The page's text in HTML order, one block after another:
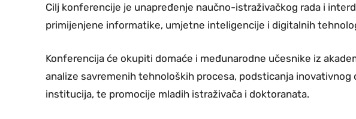
Cilj konferencije je unapređenje naučno-istraživačkog rada i
primijenjene informatike, umjetne inteligencije i digitalnih
Konferencija će okupiti domaće i međunarodne učesnike iz
analize savremenih tehnoloških procesa, podsticanja inovativnog
institucija, te promocije mladih istraživača i doktoranata.